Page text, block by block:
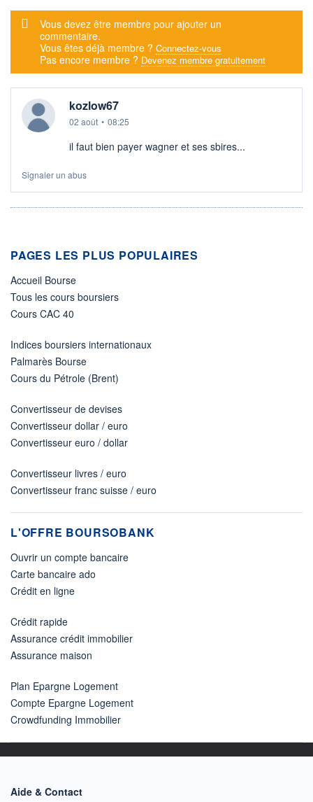
Message d'alerte
Vous devez être membre pour ajouter un
commentaire.
Vous êtes déjà membre ? Connectez-vous
Pas encore membre ? Devenez membre gratuitement
kozlow67
02 août • 08:25
il faut bien payer wagner et ses sbires...
Signaler un abus
PAGES LES PLUS POPULAIRES
Accueil Bourse
Tous les cours boursiers
Cours CAC 40
Indices boursiers internationaux
Palmarès Bourse
Cours du Pétrole (Brent)
Convertisseur de devises
Convertisseur dollar / euro
Convertisseur euro / dollar
Convertisseur livres / euro
Convertisseur franc suisse / euro
L'OFFRE BOURSOBANK
Ouvrir un compte bancaire
Carte bancaire ado
Crédit en ligne
Crédit rapide
Assurance crédit immobilier
Assurance maison
Plan Epargne Logement
Compte Epargne Logement
Crowdfunding Immobilier
Aide & Contact